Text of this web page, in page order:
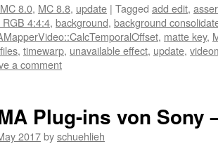
MC 8.0, MC 8.8, update | Tagged add edit,
4:4:4, background, background
, matte key,
, timewarp, unavailable effect, update,
a comment
Plug-ins von Sony
2017byschuehlieh